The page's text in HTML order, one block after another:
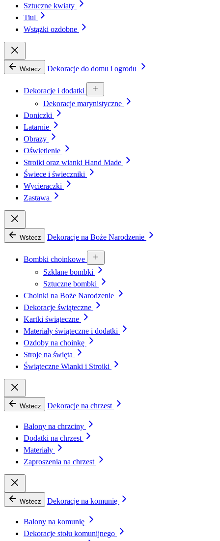
Sztuczne kwiaty
Tiul
Wstążki ozdobne
Wstecz Dekoracje do domu i ogrodu
Dekoracje i dodatki
Dekoracje marynistyczne
Doniczki
Latarnie
Obrazy
Oświetlenie
Stroiki oraz wianki Hand Made
Świece i świeczniki
Wycieraczki
Zastawa
Wstecz Dekoracje na Boże Narodzenie
Bombki choinkowe
Szklane bombki
Sztuczne bombki
Choinki na Boże Narodzenie
Dekoracje świąteczne
Kartki świąteczne
Materiały świąteczne i dodatki
Ozdoby na choinkę
Stroje na święta
Świąteczne Wianki i Stroiki
Wstecz Dekoracje na chrzest
Balony na chrzciny
Dodatki na chrzest
Materiały
Zaproszenia na chrzest
Wstecz Dekoracje na komunię
Balony na komunię
Dekoracje stołu komunijnego